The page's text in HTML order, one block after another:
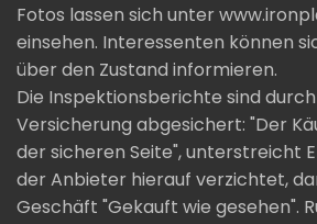
Fotos lassen sich unter
einsehen. Interessenten können
über den Zustand informieren.
Die Inspektionsberichte sind
Versicherung abgesichert: "Der
der sicheren Seite", unterstreicht
der Anbieter hierauf verzichtet,
Geschäft "Gekauft wie gesehen".